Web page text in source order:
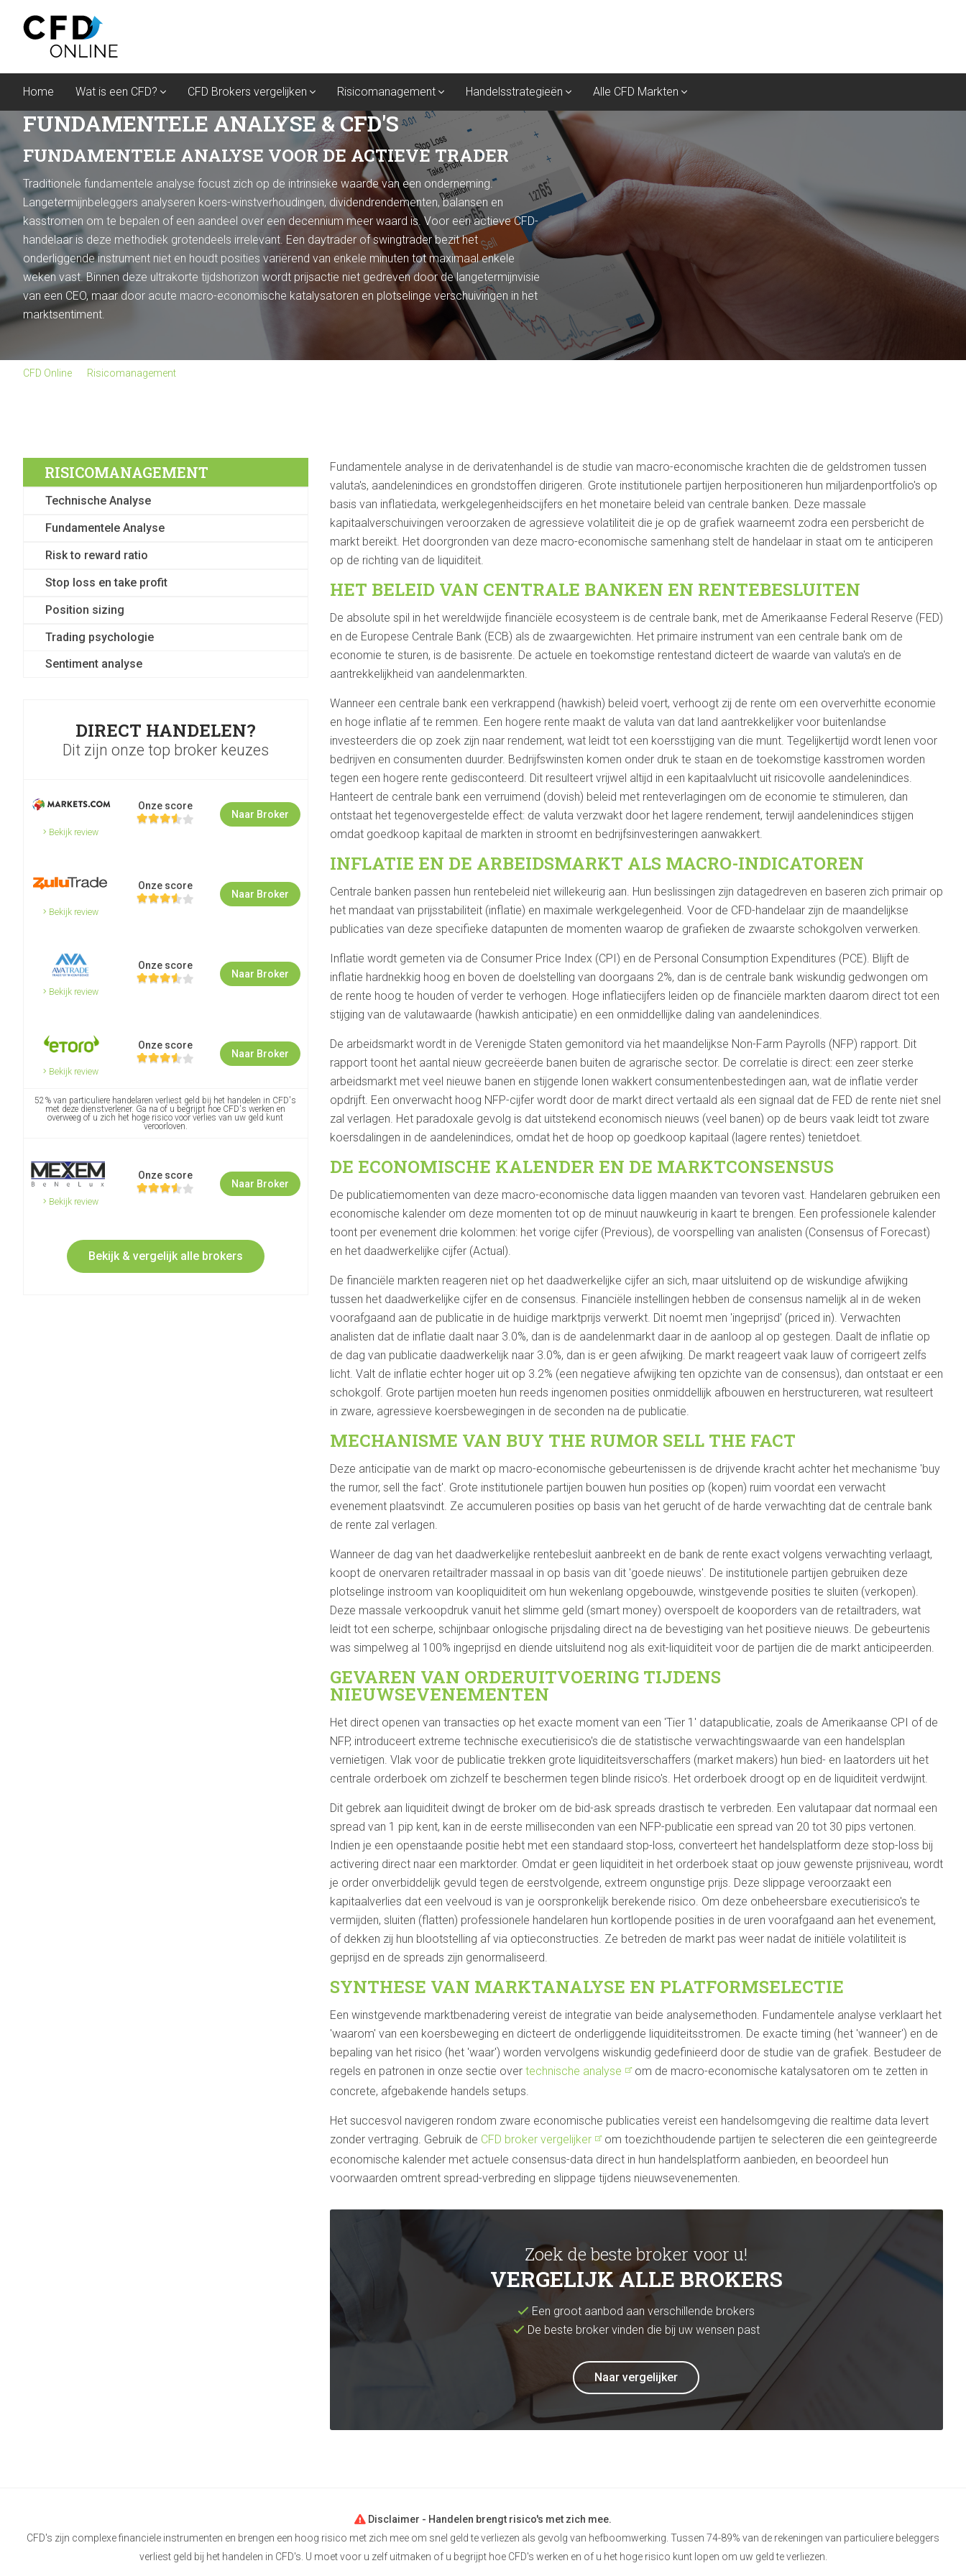
Home Wat is een CFD? CFD Brokers vergelijken Risicomanagement Handelsstrategieën Alle CFD Markten
FUNDAMENTELE ANALYSE & CFD'S
FUNDAMENTELE ANALYSE VOOR DE ACTIEVE TRADER
Traditionele fundamentele analyse focust zich op de intrinsieke waarde van een onderneming.
Langetermijnbeleggers analyseren koers-winstverhoudingen, dividendrendementen, balansen en
kasstromen om te bepalen of een aandeel over een decennium meer waard is. Voor een actieve CFD-
handelaar is deze methodiek grotendeels irrelevant. Een daytrader of swingtrader bezit het
onderliggende instrument niet en houdt posities variërend van enkele minuten tot maximaal enkele
weken vast. Binnen deze ultrakorte tijdshorizon wordt prijsactie niet gedreven door de langetermijnvisie
van een CEO, maar door acute macro-economische katalysatoren en plotselinge verschuivingen in het
marktsentiment.
CFD Online Risicomanagement
RISICOMANAGEMENT
Technische Analyse
Fundamentele Analyse
Risk to reward ratio
Stop loss en take profit
Position sizing
Trading psychologie
Sentiment analyse
DIRECT HANDELEN?
Dit zijn onze top broker keuzes
Bekijk review
Onze score
Naar Broker
Bekijk review
Onze score
Naar Broker
Bekijk review
Onze score
Naar Broker
Bekijk review
Onze score
Naar Broker
52% van particuliere handelaren verliest geld bij het handelen in CFD's
met deze dienstverlener. Ga na of u begrijpt hoe CFD's werken en
overweeg of u zich het hoge risico voor verlies van uw geld kunt
veroorloven.
Bekijk review
Onze score
Naar Broker
Bekijk & vergelijk alle brokers
Fundamentele analyse in de derivatenhandel is de studie van macro-economische krachten die de geldstromen tussen
valuta's, aandelenindices en grondstoffen dirigeren. Grote institutionele partijen herpositioneren hun miljardenportfolio's op
basis van inflatiedata, werkgelegenheidscijfers en het monetaire beleid van centrale banken. Deze massale
kapitaalverschuivingen veroorzaken de agressieve volatiliteit die je op de grafiek waarneemt zodra een persbericht de
markt bereikt. Het doorgronden van deze macro-economische samenhang stelt de handelaar in staat om te anticiperen
op de richting van de liquiditeit.
HET BELEID VAN CENTRALE BANKEN EN RENTEBESLUITEN
De absolute spil in het wereldwijde financiële ecosysteem is de centrale bank, met de Amerikaanse Federal Reserve (FED)
en de Europese Centrale Bank (ECB) als de zwaargewichten. Het primaire instrument van een centrale bank om de
economie te sturen, is de basisrente. De actuele en toekomstige rentestand dicteert de waarde van valuta's en de
aantrekkelijkheid van aandelenmarkten.
Wanneer een centrale bank een verkrappend (hawkish) beleid voert, verhoogt zij de rente om een oververhitte economie
en hoge inflatie af te remmen. Een hogere rente maakt de valuta van dat land aantrekkelijker voor buitenlandse
investeerders die op zoek zijn naar rendement, wat leidt tot een koersstijging van die munt. Tegelijkertijd wordt lenen voor
bedrijven en consumenten duurder. Bedrijfswinsten komen onder druk te staan en de toekomstige kasstromen worden
tegen een hogere rente gedisconteerd. Dit resulteert vrijwel altijd in een kapitaalvlucht uit risicovolle aandelenindices.
Hanteert de centrale bank een verruimend (dovish) beleid met renteverlagingen om de economie te stimuleren, dan
ontstaat het tegenovergestelde effect: de valuta verzwakt door het lagere rendement, terwijl aandelenindices stijgen
omdat goedkoop kapitaal de markten in stroomt en bedrijfsinvesteringen aanwakkert.
INFLATIE EN DE ARBEIDSMARKT ALS MACRO-INDICATOREN
Centrale banken passen hun rentebeleid niet willekeurig aan. Hun beslissingen zijn datagedreven en baseren zich primair op
het mandaat van prijsstabiliteit (inflatie) en maximale werkgelegenheid. Voor de CFD-handelaar zijn de maandelijkse
publicaties van deze specifieke datapunten de momenten waarop de grafieken de zwaarste schokgolven verwerken.
Inflatie wordt gemeten via de Consumer Price Index (CPI) en de Personal Consumption Expenditures (PCE). Blijft de
inflatie hardnekkig hoog en boven de doelstelling van doorgaans 2%, dan is de centrale bank wiskundig gedwongen om
de rente hoog te houden of verder te verhogen. Hoge inflatiecijfers leiden op de financiële markten daarom direct tot een
stijging van de valutawaarde (hawkish anticipatie) en een onmiddellijke daling van aandelenindices.
De arbeidsmarkt wordt in de Verenigde Staten gemonitord via het maandelijkse Non-Farm Payrolls (NFP) rapport. Dit
rapport toont het aantal nieuw gecreëerde banen buiten de agrarische sector. De correlatie is direct: een zeer sterke
arbeidsmarkt met veel nieuwe banen en stijgende lonen wakkert consumentenbestedingen aan, wat de inflatie verder
opdrijft. Een onverwacht hoog NFP-cijfer wordt door de markt direct vertaald als een signaal dat de FED de rente niet snel
zal verlagen. Het paradoxale gevolg is dat uitstekend economisch nieuws (veel banen) op de beurs vaak leidt tot zware
koersdalingen in de aandelenindices, omdat het de hoop op goedkoop kapitaal (lagere rentes) tenietdoet.
DE ECONOMISCHE KALENDER EN DE MARKTCONSENSUS
De publicatiemomenten van deze macro-economische data liggen maanden van tevoren vast. Handelaren gebruiken een
economische kalender om deze momenten tot op de minuut nauwkeurig in kaart te brengen. Een professionele kalender
toont per evenement drie kolommen: het vorige cijfer (Previous), de voorspelling van analisten (Consensus of Forecast)
en het daadwerkelijke cijfer (Actual).
De financiële markten reageren niet op het daadwerkelijke cijfer an sich, maar uitsluitend op de wiskundige afwijking
tussen het daadwerkelijke cijfer en de consensus. Financiële instellingen hebben de consensus namelijk al in de weken
voorafgaand aan de publicatie in de huidige marktprijs verwerkt. Dit noemt men 'ingeprijsd' (priced in). Verwachten
analisten dat de inflatie daalt naar 3.0%, dan is de aandelenmarkt daar in de aanloop al op gestegen. Daalt de inflatie op
de dag van publicatie daadwerkelijk naar 3.0%, dan is er geen afwijking. De markt reageert vaak lauw of corrigeert zelfs
licht. Valt de inflatie echter hoger uit op 3.2% (een negatieve afwijking ten opzichte van de consensus), dan ontstaat er een
schokgolf. Grote partijen moeten hun reeds ingenomen posities onmiddellijk afbouwen en herstructureren, wat resulteert
in zware, agressieve koersbewegingen in de seconden na de publicatie.
MECHANISME VAN BUY THE RUMOR SELL THE FACT
Deze anticipatie van de markt op macro-economische gebeurtenissen is de drijvende kracht achter het mechanisme 'buy
the rumor, sell the fact'. Grote institutionele partijen bouwen hun posities op (kopen) ruim voordat een verwacht
evenement plaatsvindt. Ze accumuleren posities op basis van het gerucht of de harde verwachting dat de centrale bank
de rente zal verlagen.
Wanneer de dag van het daadwerkelijke rentebesluit aanbreekt en de bank de rente exact volgens verwachting verlaagt,
koopt de onervaren retailtrader massaal in op basis van dit 'goede nieuws'. De institutionele partijen gebruiken deze
plotselinge instroom van koopliquiditeit om hun wekenlang opgebouwde, winstgevende posities te sluiten (verkopen).
Deze massale verkoopdruk vanuit het slimme geld (smart money) overspoelt de kooporders van de retailtraders, wat
leidt tot een scherpe, schijnbaar onlogische prijsdaling direct na de bevestiging van het positieve nieuws. De gebeurtenis
was simpelweg al 100% ingeprijsd en diende uitsluitend nog als exit-liquiditeit voor de partijen die de markt anticipeerden.
GEVAREN VAN ORDERUITVOERING TIJDENS
NIEUWSEVENEMENTEN
Het direct openen van transacties op het exacte moment van een 'Tier 1' datapublicatie, zoals de Amerikaanse CPI of de
NFP, introduceert extreme technische executierisico's die de statistische verwachtingswaarde van een handelsplan
vernietigen. Vlak voor de publicatie trekken grote liquiditeitsverschaffers (market makers) hun bied- en laatorders uit het
centrale orderboek om zichzelf te beschermen tegen blinde risico's. Het orderboek droogt op en de liquiditeit verdwijnt.
Dit gebrek aan liquiditeit dwingt de broker om de bid-ask spreads drastisch te verbreden. Een valutapaar dat normaal een
spread van 1 pip kent, kan in de eerste milliseconden van een NFP-publicatie een spread van 20 tot 30 pips vertonen.
Indien je een openstaande positie hebt met een standaard stop-loss, converteert het handelsplatform deze stop-loss bij
activering direct naar een marktorder. Omdat er geen liquiditeit in het orderboek staat op jouw gewenste prijsniveau, wordt
je order onverbiddelijk gevuld tegen de eerstvolgende, extreem ongunstige prijs. Deze slippage veroorzaakt een
kapitaalverlies dat een veelvoud is van je oorspronkelijk berekende risico. Om deze onbeheersbare executierisico's te
vermijden, sluiten (flatten) professionele handelaren hun kortlopende posities in de uren voorafgaand aan het evenement,
of dekken zij hun blootstelling af via optieconstructies. Ze betreden de markt pas weer nadat de initiële volatiliteit is
geprijsd en de spreads zijn genormaliseerd.
SYNTHESE VAN MARKTANALYSE EN PLATFORMSELECTIE
Een winstgevende marktbenadering vereist de integratie van beide analysemethoden. Fundamentele analyse verklaart het
'waarom' van een koersbeweging en dicteert de onderliggende liquiditeitsstromen. De exacte timing (het 'wanneer') en de
bepaling van het risico (het 'waar') worden vervolgens wiskundig gedefinieerd door de studie van de grafiek. Bestudeer de
regels en patronen in onze sectie over technische analyse
om de macro-economische katalysatoren om te zetten in
concrete, afgebakende handels setups.
Het succesvol navigeren rondom zware economische publicaties vereist een handelsomgeving die realtime data levert
zonder vertraging. Gebruik de CFD broker vergelijker
om toezichthoudende partijen te selecteren die een geïntegreerde
economische kalender met actuele consensus-data direct in hun handelsplatform aanbieden, en beoordeel hun
voorwaarden omtrent spread-verbreding en slippage tijdens nieuwsevenementen.
Zoek de beste broker voor u!
VERGELIJK ALLE BROKERS
Een groot aanbod aan verschillende brokers
De beste broker vinden die bij uw wensen past
Naar vergelijker
Disclaimer - Handelen brengt risico's met zich mee.
CFD's zijn complexe financiele instrumenten en brengen een hoog risico met zich mee om snel geld te verliezen als gevolg van hefboomwerking. Tussen 74-89% van de rekeningen van particuliere beleggers
verliest geld bij het handelen in CFD's. U moet voor u zelf uitmaken of u begrijpt hoe CFD's werken en of u het hoge risico kunt lopen om uw geld te verliezen.